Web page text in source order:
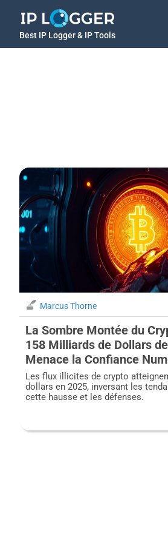
Best IP Logger & IP Tools
Marcus Thorne
La Sombre Montée du
158 Milliards de Dollars
Menace la Confiance
Les flux illicites de crypto
dollars en 2025, inversant les
cette hausse et les défenses.